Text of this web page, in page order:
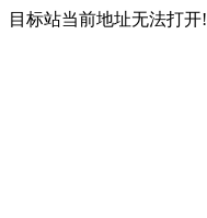
目标站当前地址无法打开!